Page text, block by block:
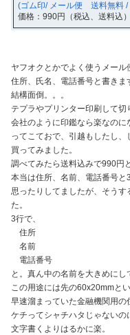
(ゴム印/ メール便 送料無料 /
価格：990円（税込、送料込）
ヤフオクとかでよく使うメール
住所、氏名、電話番号と書きま
結構面倒。。。
テプラやプリンター印刷して切
会社のように印鑑なら楽なのに
ってこておで、引越もしたし
買ってみました。
調べてみたら送料込みで990円
本当は住所、名前、電話番号と
思ったりしてましたが、そう
た。
3行で、
住所
名前
電話番号
と。真ん中の名前を大きめにし
この用途には先の60x20mmと
早速溜まっていた金融機関用の
ケチってシャチハタじゃないの
文字書くよりはるかに楽。